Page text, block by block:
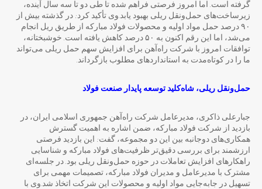
گرفته است. اما امروز فرصتی فراهم شده تا طی دو تا سه سال آینده،
زیرساخت‌های حمل‌ونقل ریلی بهبود یابد.وی تأکید کرد: در گذشته بیش از
۹۰ درصد حمل مواد اولیه و محصولات فولاد مبارکه از طریق ریل انجام
می‌شد، اما این رقم اکنون به ۵۰ درصد کاهش یافته است. خوشبختانه،
توافقات امروز با شرکت راه‌آهن برای افزایش سهم حمل ریلی می‌تواند
ما را در کوتاه‌مدت به استانداردهای مطلوب بازگرداند.
حملونقل ریلی، شاهکلید توسعه پایدار صنعت فولاد
جبارعلی ذاکری، مدیرعامل شرکت راه‌آهن جمهوری اسلامی ایران، در
بازدید از شرکت فولاد مبارکه، ضمن اشاره به اهمیت گسترش
همکاری‌های دوجانبه بین این دو مجموعه، گفت: این بازدید فرصتی
ارزشمند برای بررسی دقیق‌تر ظرفیت‌های فولاد مبارکه و شناسایی
راهکارهای افزایش تعاملات در حوزه حمل‌ونقل ریلی بود. در جلسه‌ای
مشترک با مدیرعامل و مدیران فولاد مبارکه، تصمیمات مهمی برای
تسهیل در جابه‌جایی مواد اولیه و محصولات این شرکت اتخاذ شد.وی با